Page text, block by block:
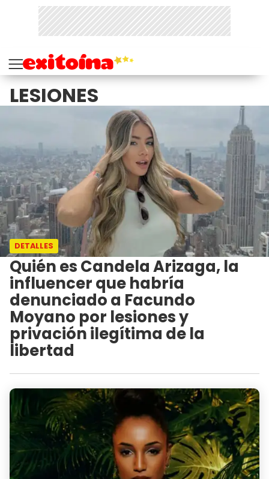
LESIONES
DETALLES
Quién es Candela Arizaga, la
influencer que habría
denunciado a Facundo
Moyano por lesiones y
privación ilegítima de la
libertad